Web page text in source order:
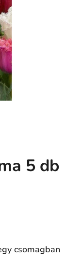
5 db
csomagban